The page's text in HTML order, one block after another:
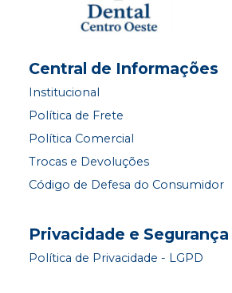
Central de Informações
Institucional
Política de Frete
Política Comercial
Trocas e Devoluções
Código de Defesa do Consumidor
Privacidade e Segurança
Política de Privacidade - LGPD